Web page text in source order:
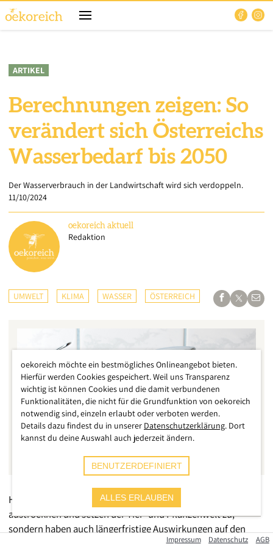
ARTIKEL
Berechnungen zeigen: So
verändert sich Österreichs
Wasserbedarf bis 2050
Der Wasserverbrauch in der Landwirtschaft wird sich verdoppeln.
11/10/2024
oekoreich aktuell
Redaktion
UMWELT KLIMA WASSER ÖSTERREICH
Hitze und fehlender Niederschlag lassen nicht nur Böden
austrocknen und setzen der Tier- und Pflanzenwelt zu,
sondern haben auch längerfristige Auswirkungen auf den
Grundwasservorrat in Österreich. Zentral ist hier die
Impressum Datenschutz AGB
oekoreich möchte ein bestmögliches Onlineangebot bieten.
Hierfür werden Cookies gespeichert. Weil uns Transparenz
wichtig ist können Cookies und die damit verbundenen
Funktionalitäten, die nicht für die Grundfunktion von oekoreich
notwendig sind, einzeln erlaubt oder verboten werden.
Details dazu findest du in unserer Datenschutzerklärung. Dort
kannst du deine Auswahl auch jederzeit ändern.
BENUTZERDEFINIERT
ALLES ERLAUBEN